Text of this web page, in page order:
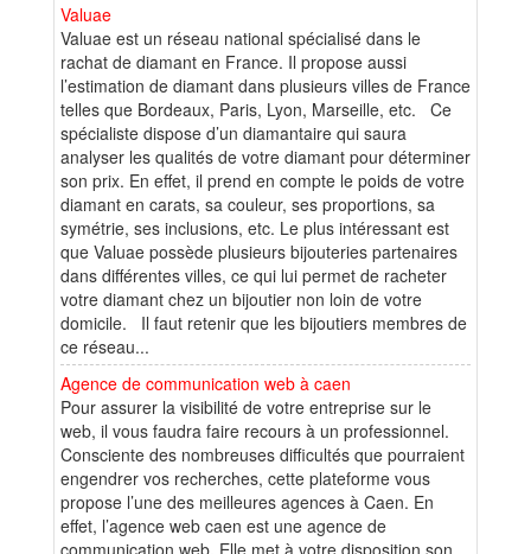
Valuae
Valuae est un réseau national spécialisé dans le
rachat de diamant en France. Il propose aussi
l’estimation de diamant dans plusieurs villes de France
telles que Bordeaux, Paris, Lyon, Marseille, etc. Ce
spécialiste dispose d’un diamantaire qui saura
analyser les qualités de votre diamant pour déterminer
son prix. En effet, il prend en compte le poids de votre
diamant en carats, sa couleur, ses proportions, sa
symétrie, ses inclusions, etc. Le plus intéressant est
que Valuae possède plusieurs bijouteries partenaires
dans différentes villes, ce qui lui permet de racheter
votre diamant chez un bijoutier non loin de votre
domicile. Il faut retenir que les bijoutiers membres de
ce réseau...
Agence de communication web à caen
Pour assurer la visibilité de votre entreprise sur le
web, il vous faudra faire recours à un professionnel.
Consciente des nombreuses difficultés que pourraient
engendrer vos recherches, cette plateforme vous
propose l’une des meilleures agences à Caen. En
effet, l’agence web caen est une agence de
communication web. Elle met à votre disposition son